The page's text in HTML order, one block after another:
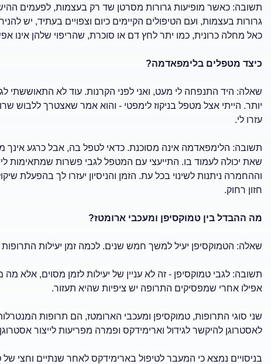
גרורות בעצמות, ועם הטיפולים הקיימים כיום וצפויים בעתיד, יש
כאל מחלה כרונית, כמו יתר לחץ דם או סוכרת, שהריפוי שלהן אינו
כיצד מטפלים בלימפאדמה?
שאלה: היד התנפחה לי מעט, ואני לפני הקרנות. עוד לא התאוששתי
עזרו לי.
תשובה: הלימפאדמה אינה מסוכנת. כדאי לטפל בה, אבל כרגע
שאת יכולה לעמוד בו. התייעצי עם המטפל לגבי פשרות שמתאימות
וההחמרה ניתנות לשינוי בכל עת. הזמן והניסיון יעזרו לך בהפעלת
חזון רחוק.
מה ההבדל בין טמוקסיפן ומעכבי ארומטז?
שאלה: הטמוקסיפן יעיל למשך חמש שנים. לכמה זמן יעילות
תשובה: לגבי טמוקסיפן - זה לא עניין של יעילות לזמן מסוים, אלא
אפילו אחרי שמפסיקים התרופה יש ציפיות שהיא תעזור.
שני סוגי התרופות, טמוקסיפן ומעכבי הארומטז, הם תרופות
לאסטרוגן להיקשר לגידול וארימידקס ופמרה מפריעות לייצור
בניסויים נמצא כי המעבר לטיפול בארימידקס לאחר שנתיים וחצי